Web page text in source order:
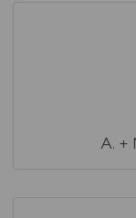
A. +